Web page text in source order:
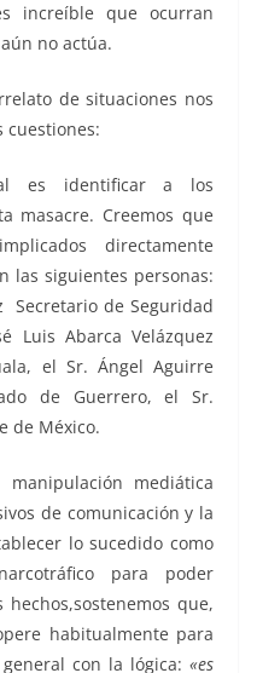
increíble que ocurran
no actúa.
de situaciones nos
cuestiones:
es identificar a los
masacre. Creemos que
directamente
las siguientes personas:
Secretario de Seguridad
Luis Abarca Velázquez
el Sr. Ángel Aguirre
de Guerrero, el Sr.
de México.
mediática
de comunicación y la
lo sucedido como
para poder
que,
habitualmente para
con la lógica: «es